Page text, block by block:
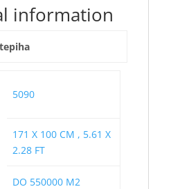
information
5090
171 X 100 CM , 5.61 X
2.28 FT
DO 550000 M2